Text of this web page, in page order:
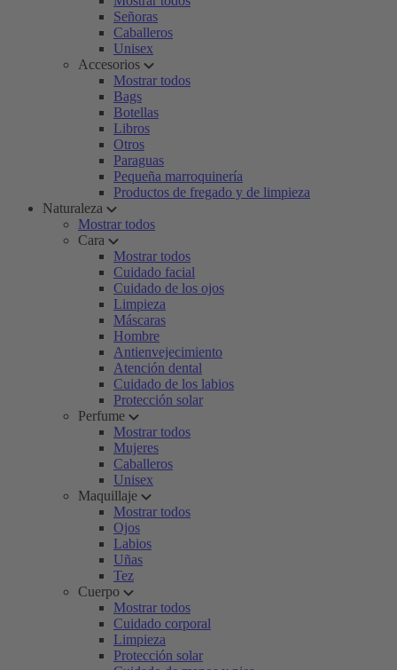
Señoras
Caballeros
Unisex
Accesorios
Mostrar todos
Bags
Botellas
Libros
Otros
Paraguas
Pequeña marroquinería
Productos de fregado y de limpieza
Naturaleza
Mostrar todos
Cara
Mostrar todos
Cuidado facial
Cuidado de los ojos
Limpieza
Máscaras
Hombre
Antienvejecimiento
Atención dental
Cuidado de los labios
Protección solar
Perfume
Mostrar todos
Mujeres
Caballeros
Unisex
Maquillaje
Mostrar todos
Ojos
Labios
Uñas
Tez
Cuerpo
Mostrar todos
Cuidado corporal
Limpieza
Protección solar